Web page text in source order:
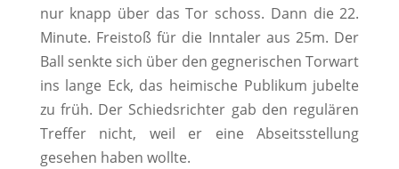
nur knapp über das Tor schoss. Dann die 22.
Minute. Freistoß für die Inntaler aus 25m. Der
Ball senkte sich über den gegnerischen Torwart
ins lange Eck, das heimische Publikum jubelte
zu früh. Der Schiedsrichter gab den regulären
Treffer nicht, weil er eine Abseitsstellung
gesehen haben wollte.